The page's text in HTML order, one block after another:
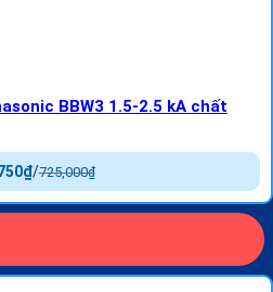
BBW3 1.5-2.5 kA chất
725,000₫
/
₫